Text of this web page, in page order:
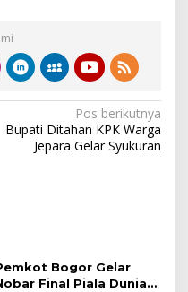
Pos berikutnya
Bupati Ditahan KPK Warga
Jepara Gelar Syukuran
Bogor Gelar
Final Piala Dunia